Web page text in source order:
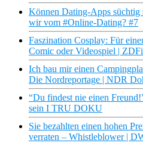
Können Dating-Apps süchtig
wir vom #Online-Dating? #7
Faszination Cosplay: Für
Comic oder Videospiel |
Ich bau mir einen
Die Nordreportage | NDR
“Du findest nie einen
sein I TRU DOKU
Sie bezahlten einen hohen
verraten – Whistleblower |